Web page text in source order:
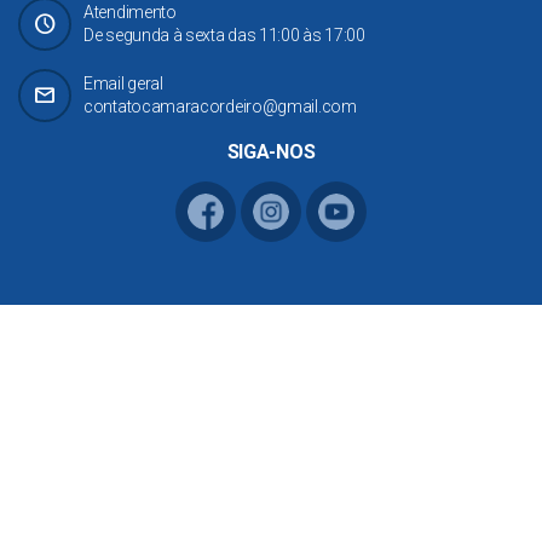
Schedule
Atendimento
De segunda à sexta das 11:00 às 17:00
mail
Email geral
contatocamaracordeiro@gmail.com
SIGA-NOS